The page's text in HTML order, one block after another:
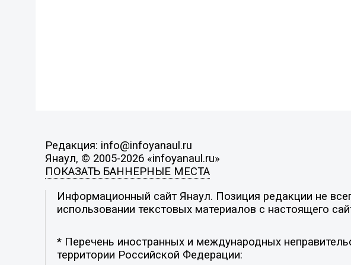
Редакция: info@infoyanaul.ru
Янаул, © 2005-2026 «infoyanaul.ru»
ПОКАЗАТЬ БАННЕРНЫЕ МЕСТА
Информационный сайт Янаул. Позиция редакции не
использовании текстовых материалов с настоящего
* Перечень иностранных и международных
территории Российской Федерации: